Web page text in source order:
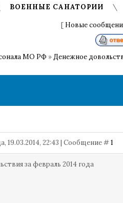
ВОЕННЫЕ САНАТОРИИ
[ Новые
МО РФ »Денежное
19.03.2014, 22:43 | Сообщение #1
за февраль 2014 года